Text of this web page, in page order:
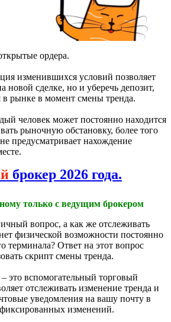
ордера.
изменившихся условий позволяет
новой сделке, но и уберечь депозит,
в рынке в момент смены тренда.
человек может постоянно находится
рыночную обстановку, более того
предусматривает нахождение
брокер 2026 года.
только с ведущим брокером
вопрос, а как же отслеживать
физической возможности постоянно
терминала? Ответ на этот вопрос
скрипт смены тренда.
это вспомогательный торговый
отслеживать изменение тренда и
уведомления на вашу почту в
изменений.